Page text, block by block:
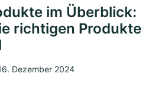
im Überblick:
richtigen Produkte
Dezember 2024